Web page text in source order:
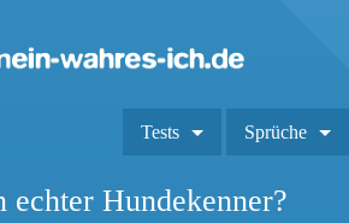
Tests Sprüche
echter Hundekenner?